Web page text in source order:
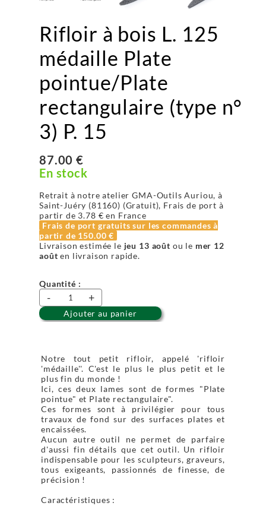
Rifloir à bois L. 125
médaille Plate
pointue/Plate
rectangulaire (type n°
3) P. 15
87.00 €
En stock
Retrait à notre atelier GMA-Outils Auriou, à
Saint-Juéry (81160) (Gratuit), Frais de port à
partir de 3.78 € en France
Frais de port gratuits sur les commandes à
partir de 150.00 €
Livraison estimée le jeu 13 août ou le mer 12
août en livraison rapide.
Quantité :
- +
Ajouter au panier
Notre tout petit rifloir, appelé 'rifloir
'médaille''. C'est le plus le plus petit et le
plus fin du monde !
Ici, ces deux lames sont de formes "Plate
pointue" et Plate rectangulaire".
Ces formes sont à privilégier pour tous
travaux de fond sur des surfaces plates et
encaissées.
Aucun autre outil ne permet de parfaire
d'aussi fin détails que cet outil. Un rifloir
indispensable pour les sculpteurs, graveurs,
tous exigeants, passionnés de finesse, de
précision !
Caractéristiques :